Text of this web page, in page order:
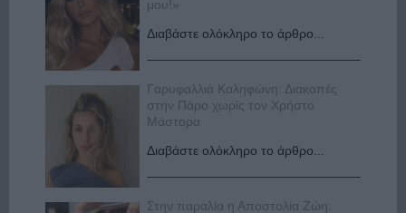
μου!»
Διαβάστε ολόκληρο το άρθρο...
Γαρυφαλλιά Καληφώνη: Διακοπές
στην Πάρο χωρίς τον Χρήστο
Μάστορα
Διαβάστε ολόκληρο το άρθρο...
Στην παραλία η Αποστολία Ζώη: